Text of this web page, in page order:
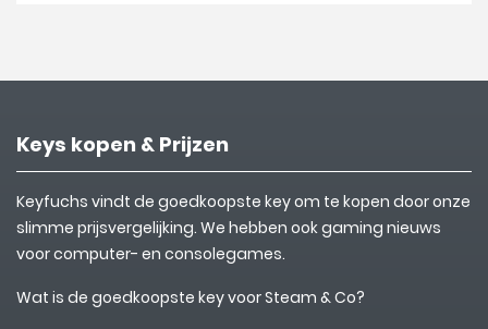
Keys kopen & Prijzen
Keyfuchs vindt de goedkoopste key om te kopen door onze
slimme prijsvergelijking. We hebben ook gaming nieuws
voor computer- en consolegames.
Wat is de goedkoopste key voor Steam & Co?